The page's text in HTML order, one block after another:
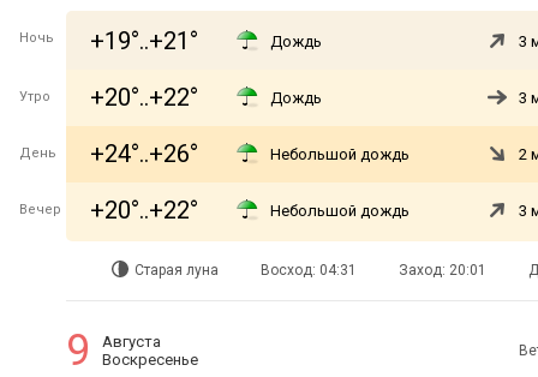
Ночь +19°..+21° Дождь 3
Утро +20°..+22° Дождь 3
День +24°..+26° Небольшой дождь 2
Вечер +20°..+22° Небольшой дождь 3
Старая луна Восход: 04:31 Заход: 20:01
9
Августа
Воскресенье